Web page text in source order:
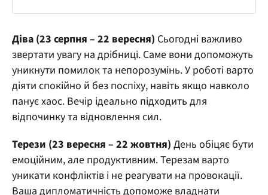
Діва (23 серпня – 22 вересня) Сьогодні важливо
звертати увагу на дрібниці. Саме вони допоможуть
уникнути помилок та непорозумінь. У роботі варто
діяти спокійно й без поспіху, навіть якщо навколо
панує хаос. Вечір ідеально підходить для
відпочинку та відновлення сил.
Терези (23 вересня – 22 жовтня) День обіцяє бути
емоційним, але продуктивним. Терезам варто
уникати конфліктів і не реагувати на провокації.
Ваша дипломатичність допоможе владнати